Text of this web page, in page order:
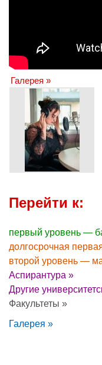
Галерея »
Перейти к:
первый уровень —
долгосрочная
второй уровень —
Аспирантура »
Другие
Факультеты »
Галерея »